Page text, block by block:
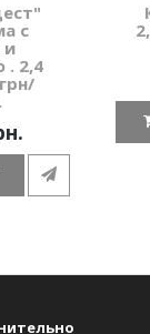
с
и
. 2,4